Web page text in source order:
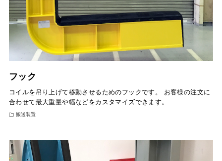
フック
コイルを吊り上げて移動させるためのフックです。 お客様の注文に
合わせて最大重量や幅などをカスタマイズできます。
搬送装置